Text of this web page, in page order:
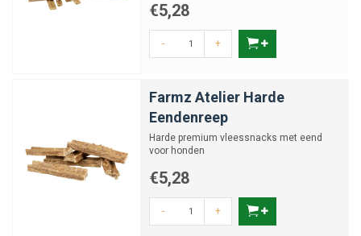
€5,28
- +
Farmz Atelier Harde
Eendenreep
Harde premium vleessnacks met eend
voor honden
€5,28
- +